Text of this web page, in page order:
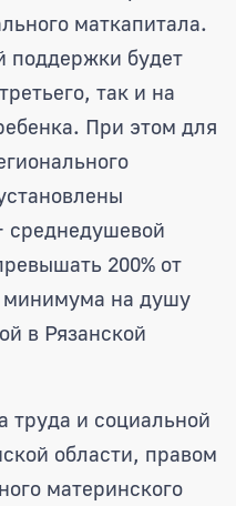
маткапитала.
поддержки будет
так и на
При этом для
среднедушевой
200% от
минимума на душу
в Рязанской
труда и социальной
области, правом
материнского